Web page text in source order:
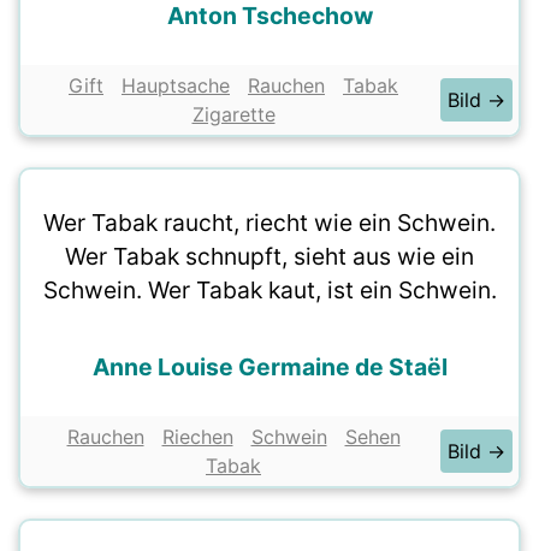
Anton Tschechow
Gift Hauptsache Rauchen
Tabak
Zigarette
Bild →
Wer Tabak raucht, riecht wie ein Schwein.
Wer Tabak schnupft, sieht aus wie ein
Schwein. Wer Tabak kaut, ist ein Schwein.
Anne Louise Germaine de Staël
Rauchen Riechen Schwein
Sehen
Tabak
Bild →